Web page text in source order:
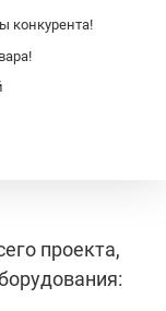
конкурента!
проекта,